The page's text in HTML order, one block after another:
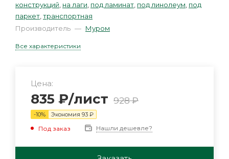
конструкций на лаги под ламинат под линолеум под
паркет транспортная
Производитель — Муром
Все характеристики
Цена:
835 ₽/лист 928₽
-10% Экономия 93 ₽
Под заказ Нашли дешевле?